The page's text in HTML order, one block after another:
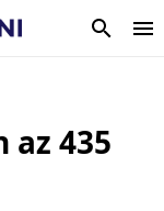
az 435